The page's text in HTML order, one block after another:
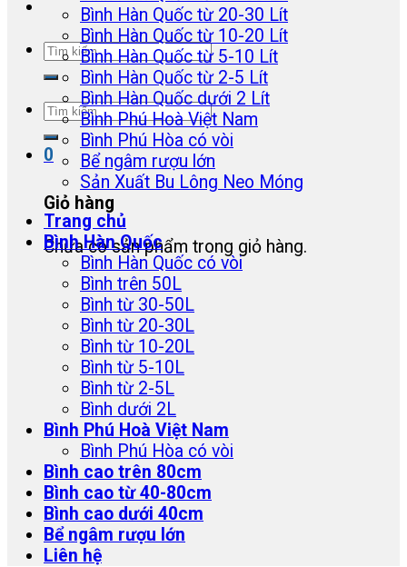
Tìm
kiếm:
Tìm
kiếm:
0
Giỏ hàng
Chưa có sản phẩm trong giỏ hàng.
Bình Hàn Quốc từ 20-30 Lít
Bình Hàn Quốc từ 10-20 Lít
Bình Hàn Quốc từ 5-10 Lít
Bình Hàn Quốc từ 2-5 Lít
Bình Hàn Quốc dưới 2 Lít
Bình Phú Hoà Việt Nam
Bình Phú Hòa có vòi
Bể ngâm rượu lớn
Sản Xuất Bu Lông Neo Móng
Trang chủ
Bình Hàn Quốc
Bình Hàn Quốc có vòi
Bình trên 50L
Bình từ 30-50L
Bình từ 20-30L
Bình từ 10-20L
Bình từ 5-10L
Bình từ 2-5L
Bình dưới 2L
Bình Phú Hoà Việt Nam
Bình Phú Hòa có vòi
Bình cao trên 80cm
Bình cao từ 40-80cm
Bình cao dưới 40cm
Bể ngâm rượu lớn
Liên hệ